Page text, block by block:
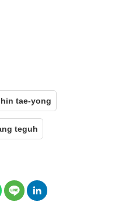
tae-yong
teguh